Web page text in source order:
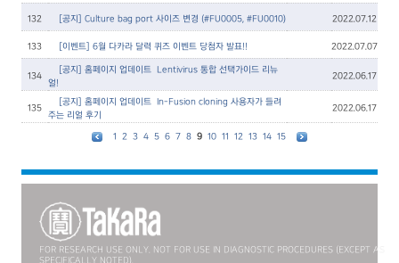
132 [공지] Culture bag port 사이즈 변경 (#FU0005, #FU0010) 2022.07.12
133 [이벤트] 6월 다카라 달력 퀴즈 이벤트 당첨자 발표!! 2022.07.07
134
[공지] 홈페이지 업데이트 – Lentivirus 통합 선택가이드 리뉴
얼!
2022.06.17
135
[공지] 홈페이지 업데이트 – In-Fusion cloning 사용자가 들려
주는 리얼 후기
2022.06.17
1 2 3 4 5 6 7 8 9 10 11 12 13 14 15
FOR RESEARCH USE ONLY. NOT FOR USE IN DIAGNOSTIC PROCEDURES (EXCEPT AS
SPECIFICALLY NOTED).